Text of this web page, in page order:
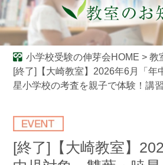
小学校受験の伸芽会HOME > 教
[終了]【大崎教室】2026年6月「
星小学校の考査を親子で体験！講
[終了]【大崎教室】